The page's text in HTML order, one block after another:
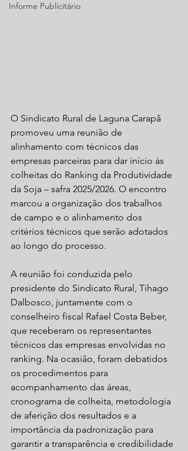
Informe Publicitário
O Sindicato Rural de Laguna Carapã
promoveu uma reunião de
alinhamento com técnicos das
empresas parceiras para dar início às
colheitas do Ranking da Produtividade
da Soja – safra 2025/2026. O encontro
marcou a organização dos trabalhos
de campo e o alinhamento dos
critérios técnicos que serão adotados
ao longo do processo.
A reunião foi conduzida pelo
presidente do Sindicato Rural, Tihago
Dalbosco, juntamente com o
conselheiro fiscal Rafael Costa Beber,
que receberam os representantes
técnicos das empresas envolvidas no
ranking. Na ocasião, foram debatidos
os procedimentos para
acompanhamento das áreas,
cronograma de colheita, metodologia
de aferição dos resultados e a
importância da padronização para
garantir a transparência e credibilidade